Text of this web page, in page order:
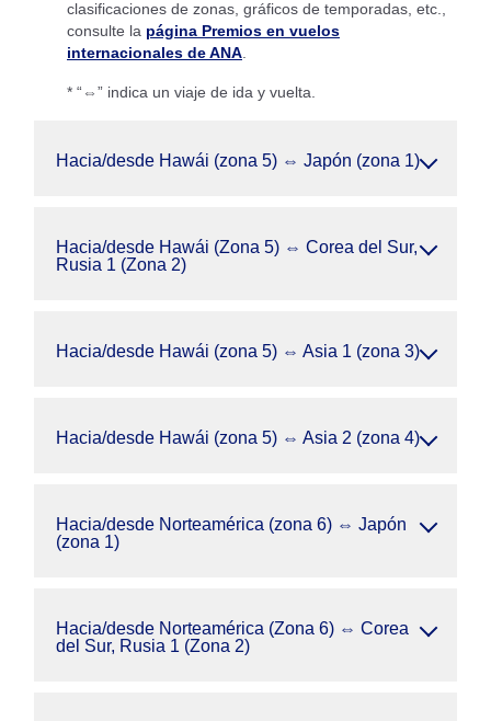
clasificaciones de zonas, gráficos de temporadas, etc.,
consulte la página Premios en vuelos
internacionales de ANA
* “⇔” indica un viaje de ida y vuelta.
Hacia/desde Hawái (zona 5) ⇔ Japón (zona 1)
Hacia/desde Hawái (Zona 5) ⇔ Corea del Sur,
Rusia 1 (Zona 2)
Hacia/desde Hawái (zona 5) ⇔ Asia 1 (zona 3)
Hacia/desde Hawái (zona 5) ⇔ Asia 2 (zona 4)
Hacia/desde Norteamérica (zona 6) ⇔ Japón
(zona 1)
Hacia/desde Norteamérica (Zona 6) ⇔ Corea
del Sur, Rusia 1 (Zona 2)